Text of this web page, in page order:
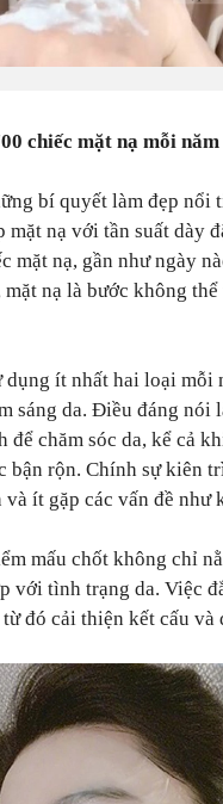
chiếc mặt nạ mỗi năm
bí quyết làm đẹp nổi
mặt nạ với tần suất dày
mặt nạ, gần như ngày
nạ là bước không
dụng ít nhất hai loại mỗi
sáng da. Điều đáng nói
để chăm sóc da, kể cả
bận rộn. Chính sự kiên
và ít gặp các vấn đề như
mấu chốt không chỉ
với tình trạng da. Việc
đó cải thiện kết cấu